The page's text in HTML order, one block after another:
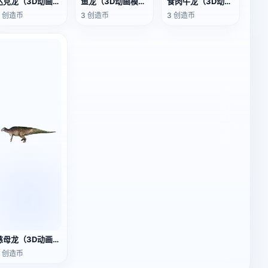
造币 3 创造币 3 创造币
慈母龙（3D动画模型）
造币